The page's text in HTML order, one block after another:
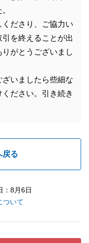
ださり、ご協力い
を終えることが出
がとうございまし
いましたら些細な
ださい。引き続き
戻る
：8月6日
ついて